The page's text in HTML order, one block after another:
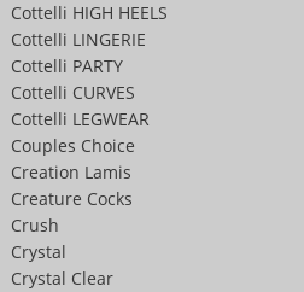
Cottelli HIGH HEELS
Cottelli LINGERIE
Cottelli PARTY
Cottelli CURVES
Cottelli LEGWEAR
Couples Choice
Creation Lamis
Creature Cocks
Crush
Crystal
Crystal Clear